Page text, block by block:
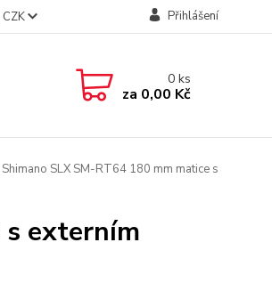
CZK Přihlášení
0ks
za 0,00 Kč
SLX SM-RT64 180 mm matice s
s externím